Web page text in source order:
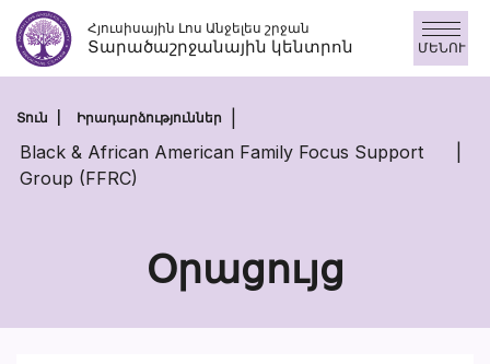
Անցնել
բովանդակությանըՀյուսիսային Լոս Անջելես շրջան
Տարածաշրջանային կենտրոն ՄԵՆՈՒ
Տուն Իրադարձություններ
Black & African American Family Focus Support
Group (FFRC)
Օրացույց